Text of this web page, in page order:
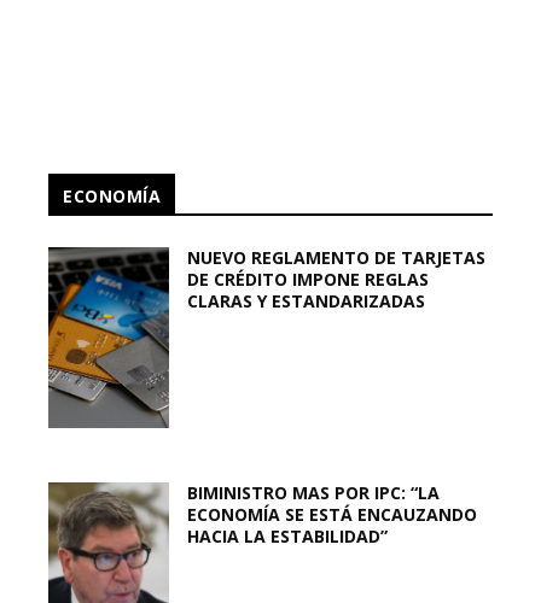
ECONOMÍA
NUEVO REGLAMENTO DE TARJETAS
DE CRÉDITO IMPONE REGLAS
CLARAS Y ESTANDARIZADAS
BIMINISTRO MAS POR IPC: “LA
ECONOMÍA SE ESTÁ ENCAUZANDO
HACIA LA ESTABILIDAD”